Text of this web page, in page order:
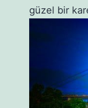
güzel bir